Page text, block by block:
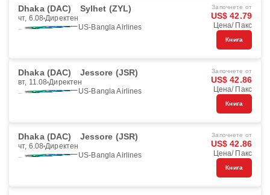
Dhaka (DAC) Sylhet (ZYL)
чт, 6.08 Директен
US-Bangla Airlines
Започнете от
US$ 42.79
Цена/ Пакс
Книга
Dhaka (DAC) Jessore (JSR)
вт, 11.08 Директен
US-Bangla Airlines
Започнете от
US$ 42.86
Цена/ Пакс
Книга
Dhaka (DAC) Jessore (JSR)
чт, 6.08 Директен
US-Bangla Airlines
Започнете от
US$ 42.86
Цена/ Пакс
Книга